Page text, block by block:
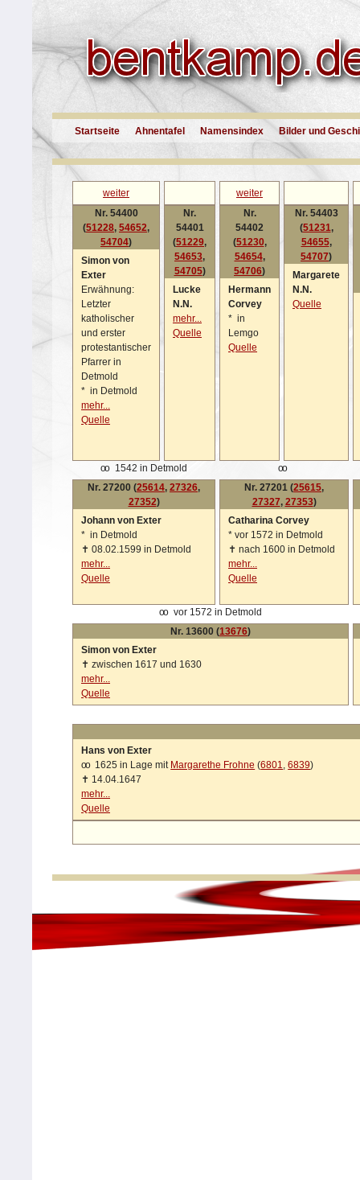
Startseite Ahnentafel Namensindex Bilder und
weiter
weiter
Nr. 54400
(51228, 54652,
54704)
Simon von
Exter
Erwähnung:
Letzter
katholischer
und erster
protestantischer
Pfarrer in
Detmold
* in Detmold
mehr...
Quelle
Nr.
54401
(51229,
54653,
54705)
Lucke
N.N.
mehr...
Quelle
Nr.
54402
(51230,
54654,
54706)
Hermann
Corvey
* in
Lemgo
Quelle
Nr. 54403
(51231,
54655,
54707)
Margarete
N.N.
Quelle
oo 1542 in Detmold
oo
Nr. 27200 (25614, 27326,
27352)
Johann von Exter
* in Detmold
✝ 08.02.1599 in Detmold
mehr...
Quelle
Nr. 27201 (25615,
27327, 27353)
Catharina Corvey
* vor 1572 in Detmold
✝ nach 1600 in Detmold
mehr...
Quelle
oo
vor 1572 in Detmold
Nr. 13600 (13676)
Simon von Exter
✝ zwischen 1617 und 1630
mehr...
Quelle
Hans von Exter
oo
1625 in Lage mit Margarethe Frohne (6801,6839)
✝ 14.04.1647
mehr...
Quelle